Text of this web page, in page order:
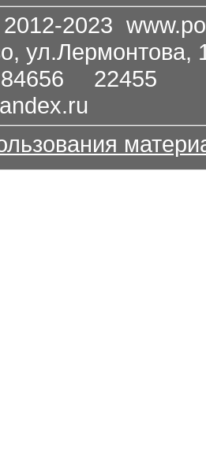
2023
ул.Лермонтова,